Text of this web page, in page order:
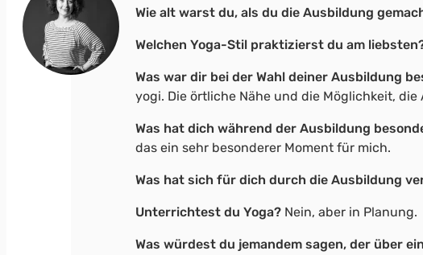
Wie alt warst du, als du die Ausbildung
Welchen Yoga-Stil praktizierst du am
Was war dir bei der Wahl deiner Ausbildung
yogi. Die örtliche Nähe und die Möglichkeit,
Was hat dich während der Ausbildung
das ein sehr besonderer Moment für mich.
Was hat sich für dich durch die Ausbildung
Unterrichtest du Yoga? Nein, aber in Planung.
Was würdest du jemandem sagen, der über